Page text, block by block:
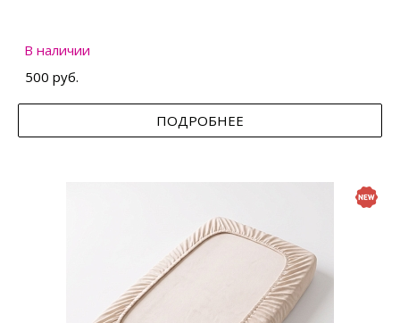
В наличии
500 руб.
ПОДРОБНЕЕ